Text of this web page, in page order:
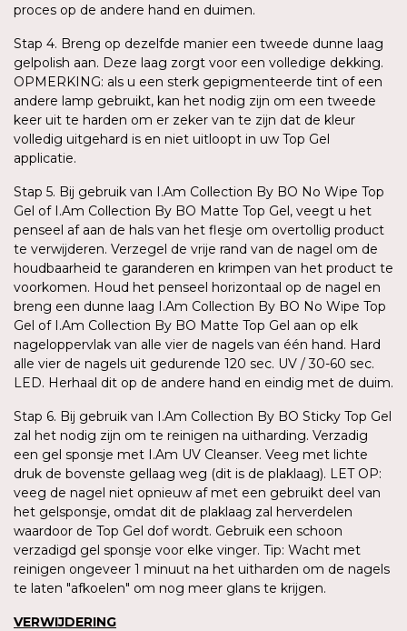
proces op de andere hand en duimen.
Stap 4. Breng op dezelfde manier een tweede dunne laag
gelpolish aan. Deze laag zorgt voor een volledige dekking.
OPMERKING: als u een sterk gepigmenteerde tint of een
andere lamp gebruikt, kan het nodig zijn om een tweede
keer uit te harden om er zeker van te zijn dat de kleur
volledig uitgehard is en niet uitloopt in uw Top Gel
applicatie.
Stap 5. Bij gebruik van I.Am Collection By BO No Wipe Top
Gel of I.Am Collection By BO Matte Top Gel, veegt u het
penseel af aan de hals van het flesje om overtollig product
te verwijderen. Verzegel de vrije rand van de nagel om de
houdbaarheid te garanderen en krimpen van het product te
voorkomen. Houd het penseel horizontaal op de nagel en
breng een dunne laag I.Am Collection By BO No Wipe Top
Gel of I.Am Collection By BO Matte Top Gel aan op elk
nageloppervlak van alle vier de nagels van één hand. Hard
alle vier de nagels uit gedurende 120 sec. UV / 30-60 sec.
LED. Herhaal dit op de andere hand en eindig met de duim.
Stap 6. Bij gebruik van I.Am Collection By BO Sticky Top Gel
zal het nodig zijn om te reinigen na uitharding. Verzadig
een gel sponsje met I.Am UV Cleanser. Veeg met lichte
druk de bovenste gellaag weg (dit is de plaklaag). LET OP:
veeg de nagel niet opnieuw af met een gebruikt deel van
het gelsponsje, omdat dit de plaklaag zal herverdelen
waardoor de Top Gel dof wordt. Gebruik een schoon
verzadigd gel sponsje voor elke vinger. Tip: Wacht met
reinigen ongeveer 1 minuut na het uitharden om de nagels
te laten "afkoelen" om nog meer glans te krijgen.
VERWIJDERING